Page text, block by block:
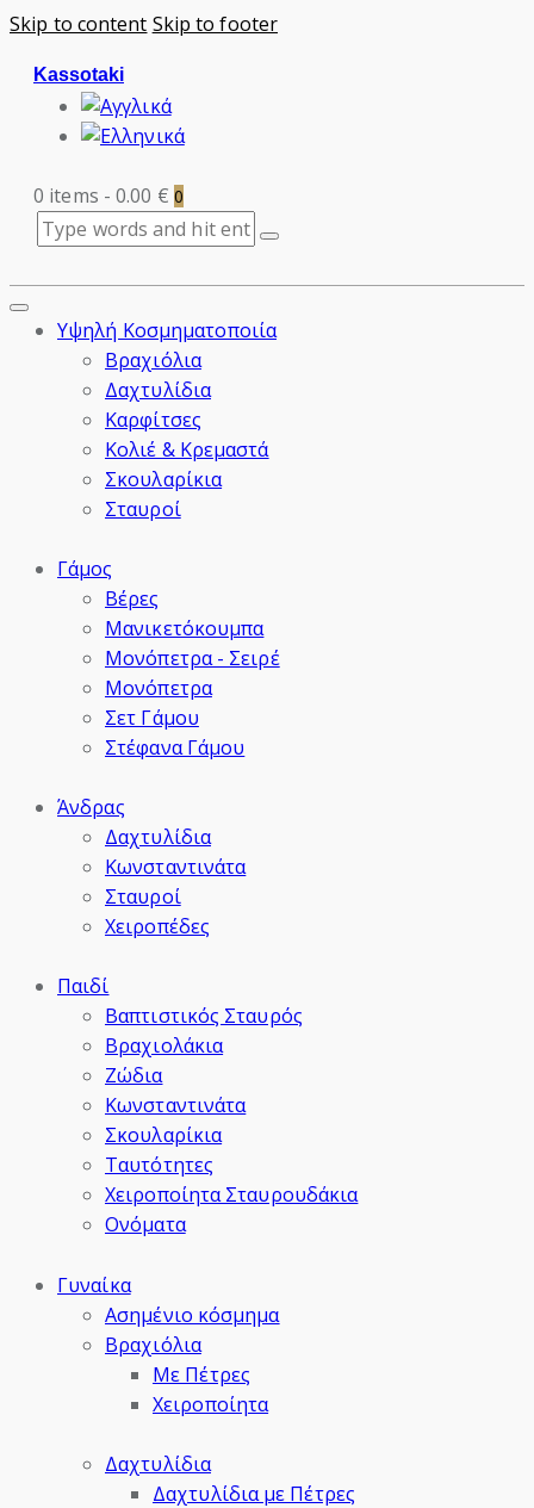
Skip to content Skip to footer
Kassotaki
0 items - 0.00 € 0
Υψηλή Κοσμηματοποιία
Βραχιόλια
Δαχτυλίδια
Καρφίτσες
Κολιέ & Κρεμαστά
Σκουλαρίκια
Σταυροί
Γάμος
Βέρες
Μανικετόκουμπα
Μονόπετρα - Σειρέ
Μονόπετρα
Σετ Γάμου
Στέφανα Γάμου
Άνδρας
Δαχτυλίδια
Κωνσταντινάτα
Σταυροί
Χειροπέδες
Παιδί
Βαπτιστικός Σταυρός
Βραχιολάκια
Ζώδια
Κωνσταντινάτα
Σκουλαρίκια
Ταυτότητες
Χειροποίητα Σταυρουδάκια
Ονόματα
Γυναίκα
Ασημένιο κόσμημα
Βραχιόλια
Με Πέτρες
Χειροποίητα
Δαχτυλίδια
Δαχτυλίδια με Πέτρες